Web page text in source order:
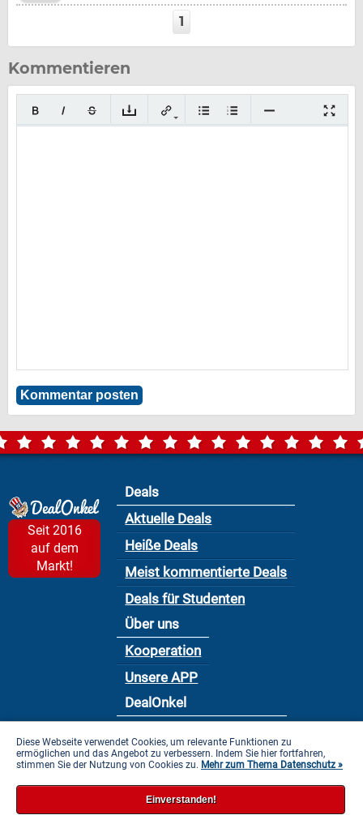
1
Kommentieren
Seit 2016
auf dem
Markt!
Deals
Aktuelle Deals
Heiße Deals
Meist kommentierte Deals
Deals für Studenten
Über uns
Kooperation
Unsere APP
DealOnkel
Datenschutzbestimmung
Impressum
Diese Webseite verwendet Cookies, um relevante Funktionen zu
ermöglichen und das Angebot zu verbessern. Indem Sie hier fortfahren,
stimmen Sie der Nutzung von Cookies zu. Mehr zum Thema Datenschutz »